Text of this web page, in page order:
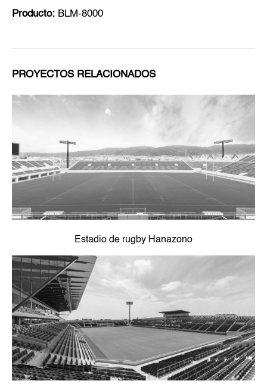
Producto: BLM-8000
PROYECTOS RELACIONADOS
Estadio de rugby Hanazono